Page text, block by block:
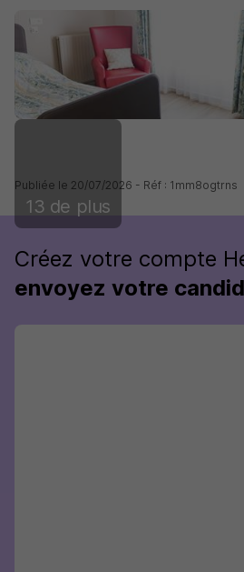
13 de plus
Publiée le 20/07/2026 - Réf : 1mm8ogtrns
Créez votre compte
envoyez votre